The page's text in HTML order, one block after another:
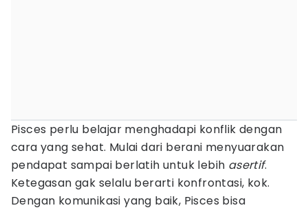
Pisces perlu belajar menghadapi konflik dengan
cara yang sehat. Mulai dari berani menyuarakan
pendapat sampai berlatih untuk lebih asertif.
Ketegasan gak selalu berarti konfrontasi, kok.
Dengan komunikasi yang baik, Pisces bisa